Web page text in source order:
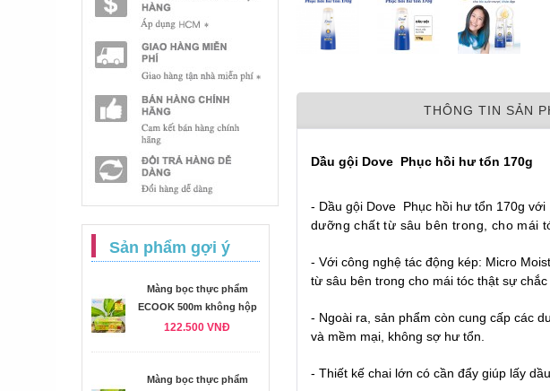
Sản phẩm gợi ý
Màng bọc thực phẩm
ECOOK 500m không hộp
122.500 VNĐ
Màng bọc thực phẩm
THÔNG TIN SẢN
Dầu gội Dove Phục hồi hư tổn 170g
- Dầu gội Dove Phục hồi hư tổn 170g với
dưỡng chất từ sâu bên trong, cho mái
- Với công nghệ tác động kép: Micro
từ sâu bên trong cho mái tóc thật sự
- Ngoài ra, sản phẩm còn cung cấp các
và mềm mại, không sợ hư tổn.
- Thiết kế chai lớn có cần đẩy giúp lấy